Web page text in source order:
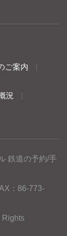
ご案内
況
鉄道の予約/手
：86-773-
Rights